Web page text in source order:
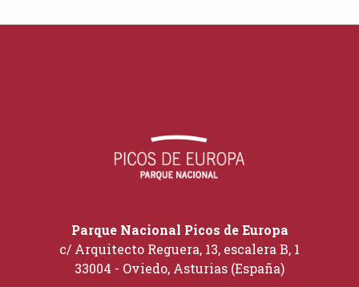
Parque Nacional Picos de Europa
c/ Arquitecto Reguera, 13, escalera B, 1
33004 - Oviedo, Asturias (España)